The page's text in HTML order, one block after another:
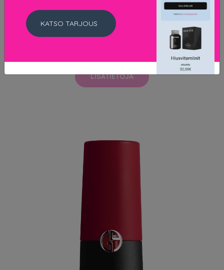
Powder Puff Lippie Liquid Cream Squad Goals
LISÄTIETOJA
KATSO TARJOUS